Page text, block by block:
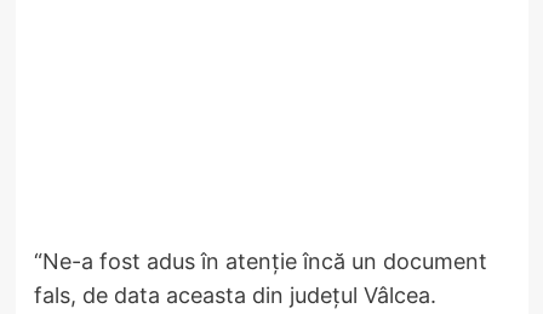
“Ne-a fost adus în atenție încă un document
fals, de data aceasta din județul Vâlcea.